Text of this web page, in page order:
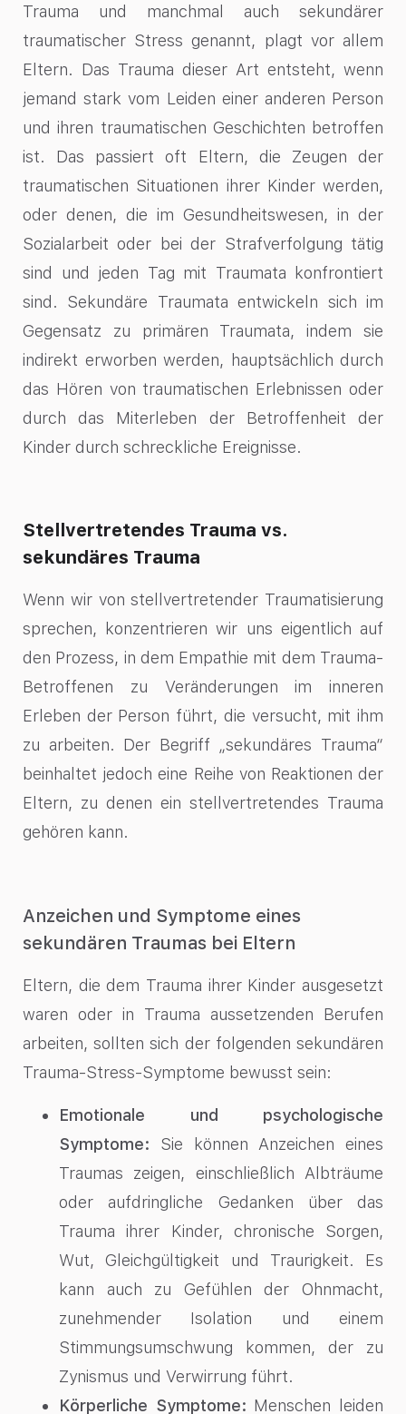
Trauma und manchmal auch sekundärer
traumatischer Stress genannt, plagt vor allem
Eltern. Das Trauma dieser Art entsteht, wenn
jemand stark vom Leiden einer anderen Person
und ihren traumatischen Geschichten betroffen
ist. Das passiert oft Eltern, die Zeugen der
traumatischen Situationen ihrer Kinder werden,
oder denen, die im Gesundheitswesen, in der
Sozialarbeit oder bei der Strafverfolgung tätig
sind und jeden Tag mit Traumata konfrontiert
sind. Sekundäre Traumata entwickeln sich im
Gegensatz zu primären Traumata, indem sie
indirekt erworben werden, hauptsächlich durch
das Hören von traumatischen Erlebnissen oder
durch das Miterleben der Betroffenheit der
Kinder durch schreckliche Ereignisse.
Stellvertretendes Trauma vs.
sekundäres Trauma
Wenn wir von stellvertretender Traumatisierung
sprechen, konzentrieren wir uns eigentlich auf
den Prozess, in dem Empathie mit dem Trauma-
Betroffenen zu Veränderungen im inneren
Erleben der Person führt, die versucht, mit ihm
zu arbeiten. Der Begriff „sekundäres Trauma“
beinhaltet jedoch eine Reihe von Reaktionen der
Eltern, zu denen ein stellvertretendes Trauma
gehören kann.
Anzeichen und Symptome eines
sekundären Traumas bei Eltern
Eltern, die dem Trauma ihrer Kinder ausgesetzt
waren oder in Trauma aussetzenden Berufen
arbeiten, sollten sich der folgenden sekundären
Trauma-Stress-Symptome bewusst sein:
Emotionale und psychologische
Symptome: Sie können Anzeichen eines
Traumas zeigen, einschließlich Albträume
oder aufdringliche Gedanken über das
Trauma ihrer Kinder, chronische Sorgen,
Wut, Gleichgültigkeit und Traurigkeit. Es
kann auch zu Gefühlen der Ohnmacht,
zunehmender Isolation und einem
Stimmungsumschwung kommen, der zu
Zynismus und Verwirrung führt.
Körperliche Symptome: Menschen leiden